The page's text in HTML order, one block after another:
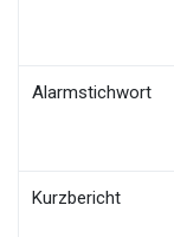
Alarmstichwort
Kurzbericht